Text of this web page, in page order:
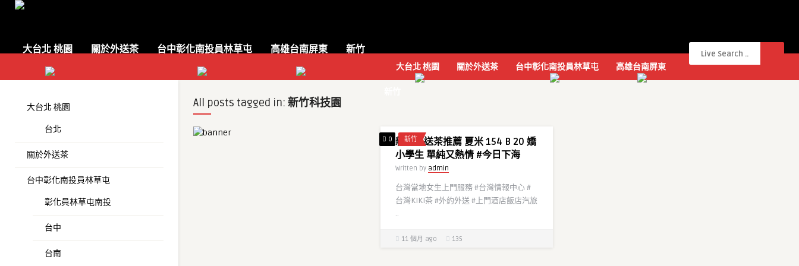
大台北 桃園 關於外送茶 台中彰化南投員林草屯 高雄台南屏東 新竹
大台北 桃園 關於外送茶 台中彰化南投員林草屯 高雄台南屏東
大台北 桃園
台北
關於外送茶
台中彰化南投員林草屯
彰化員林草屯南投
台中
台南
All posts tagged in: 新竹科技園
0 新竹
新竹外送茶推薦 夏米 154 B 20 嬌
小學生 單純又熱情 #今日下海
Written by admin
台灣當地女生上門服務 #台灣情報中心 #
台灣KIKI茶 #外約外送 #上門酒店飯店汽旅
..
11 個月 ago 135